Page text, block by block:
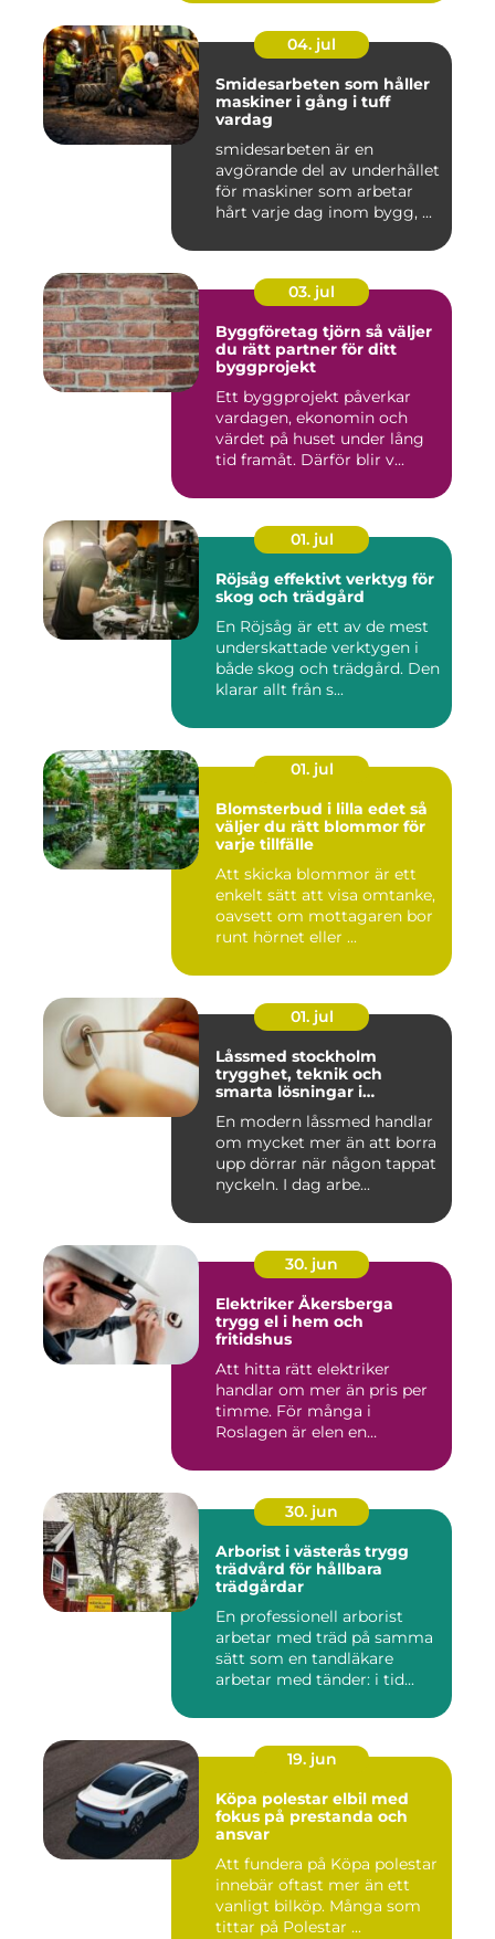
04. jul
Smidesarbeten som håller
maskiner i gång i tuff
vardag
smidesarbeten är en
avgörande del av underhållet
för maskiner som arbetar
hårt varje dag inom bygg, ...
03. jul
Byggföretag tjörn så väljer
du rätt partner för ditt
byggprojekt
Ett byggprojekt påverkar
vardagen, ekonomin och
värdet på huset under lång
tid framåt. Därför blir v...
01. jul
Röjsåg effektivt verktyg för
skog och trädgård
En Röjsåg är ett av de mest
underskattade verktygen i
både skog och trädgård. Den
klarar allt från s...
01. jul
Blomsterbud i lilla edet så
väljer du rätt blommor för
varje tillfälle
Att skicka blommor är ett
enkelt sätt att visa omtanke,
oavsett om mottagaren bor
runt hörnet eller ...
01. jul
Låssmed stockholm
trygghet, teknik och
smarta lösningar i
En modern låssmed handlar
om mycket mer än att borra
upp dörrar när någon tappat
nyckeln. I dag arbe...
30. jun
Elektriker Åkersberga
trygg el i hem och
fritidshus
Att hitta rätt elektriker
handlar om mer än pris per
timme. För många i
Roslagen är elen en
30. jun
Arborist i västerås trygg
trädvård för hållbara
trädgårdar
En professionell arborist
arbetar med träd på samma
sätt som en tandläkare
arbetar med tänder: i tid...
19. jun
Köpa polestar elbil med
fokus på prestanda och
ansvar
Att fundera på Köpa polestar
innebär oftast mer än ett
vanligt bilköp. Många som
tittar på Polestar ...